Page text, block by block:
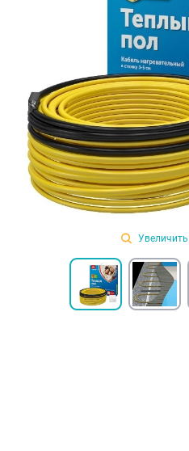
Увеличить